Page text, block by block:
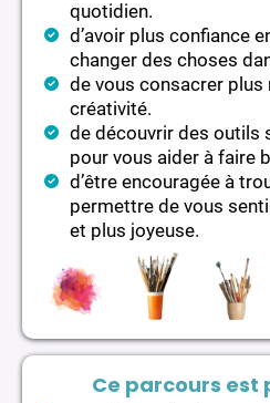
quotidien.
d’avoir plus confiance
changer des choses
de vous consacrer
créativité.
de découvrir des outils
pour vous aider à faire
d’être encouragée à
permettre de vous
et plus joyeuse.
Ce parcours est